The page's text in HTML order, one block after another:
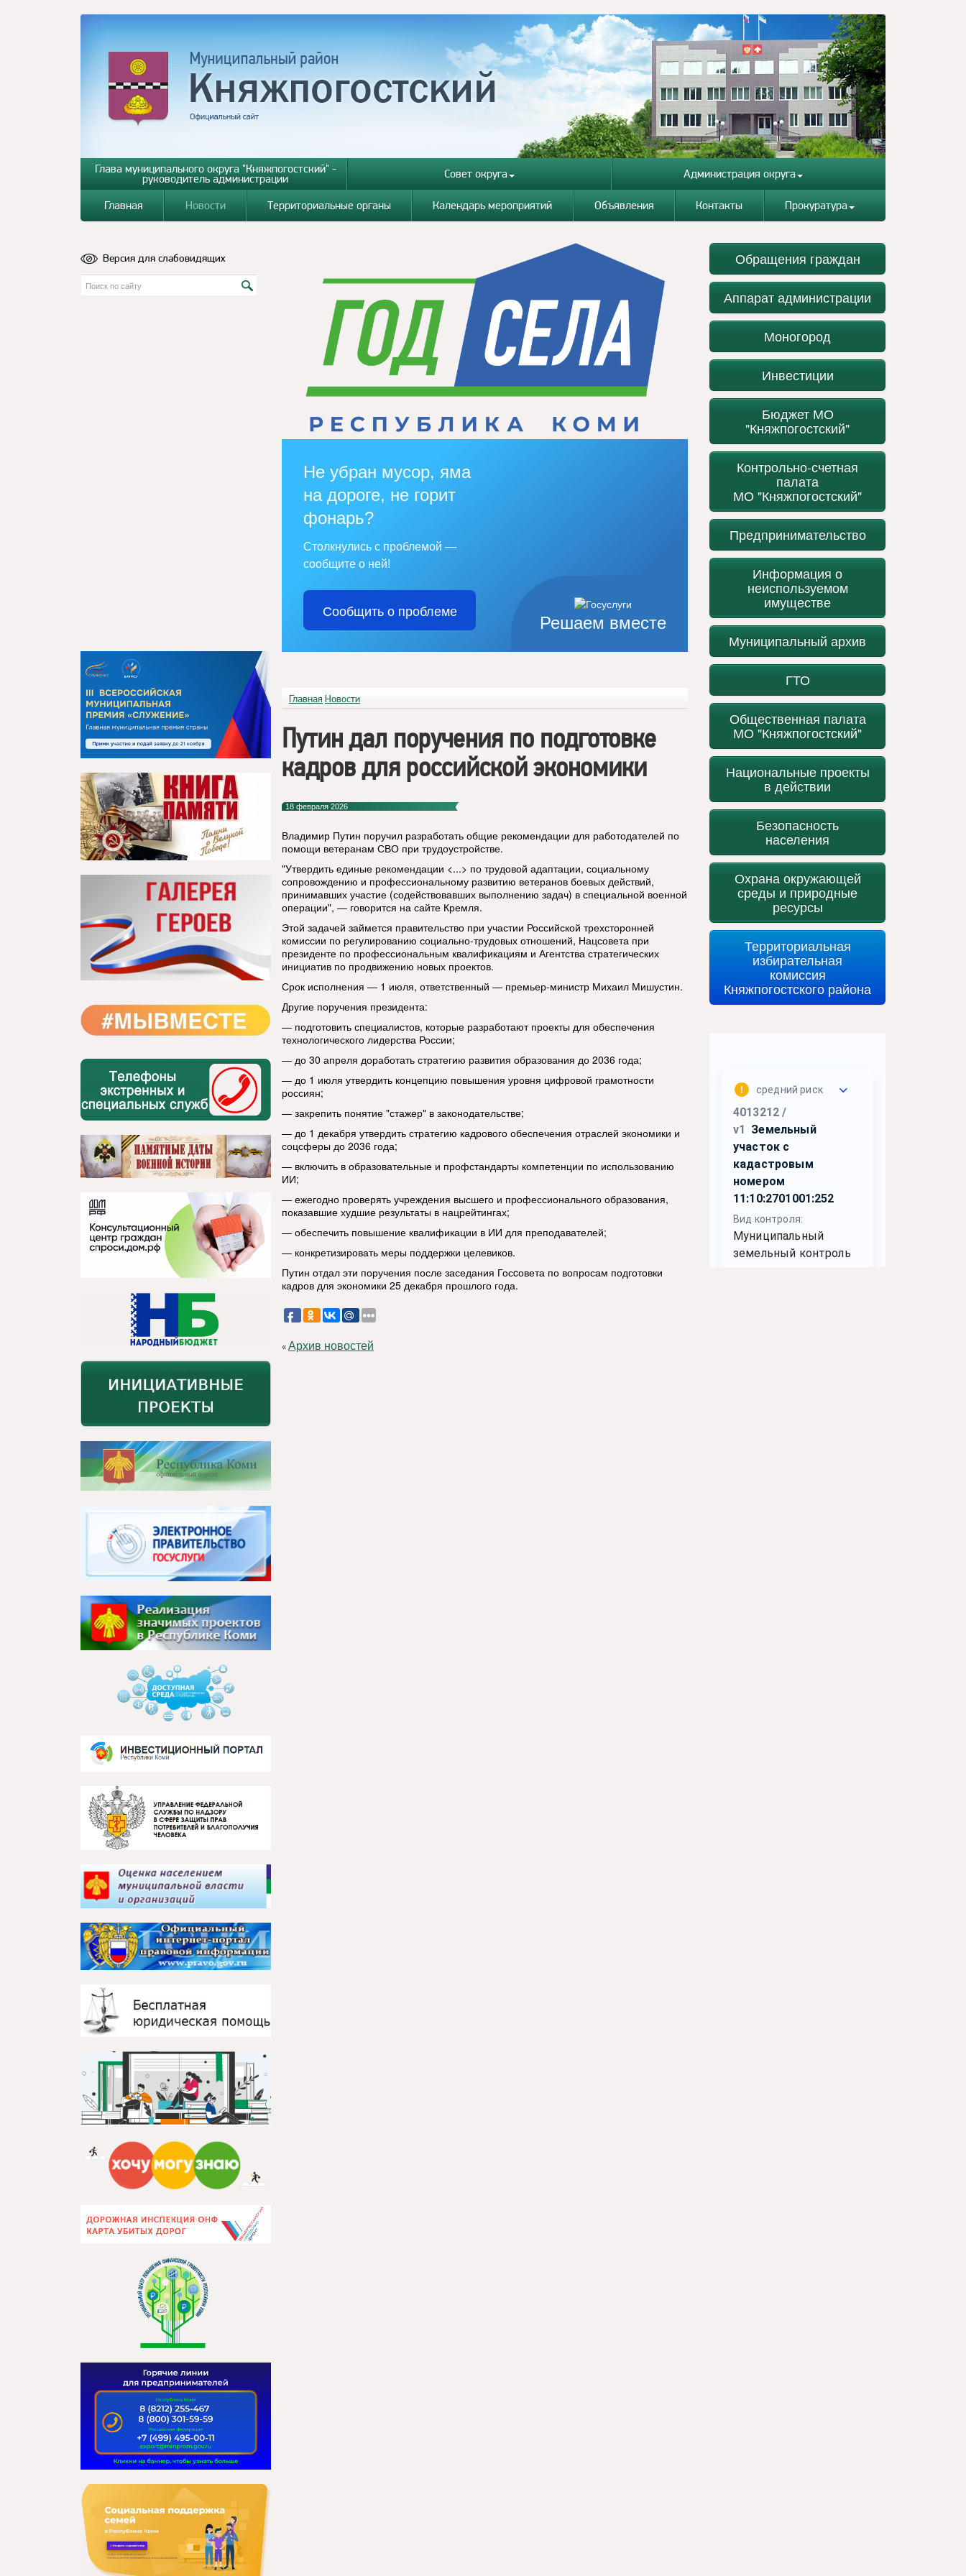
Глава муниципального округа "Княжпогостский" -
руководитель администрации Совет округа Администрация округа
Главная Новости Территориальные органы Календарь мероприятий Объявления Контакты Прокуратура
Версия для слабовидящих
Решаем вместе
Не убран мусор, яма
на дороге, не горит
фонарь?
Столкнулись с проблемой —
сообщите о ней!
Сообщить о проблеме
Главная Новости
Путин дал поручения по подготовке
кадров для российской экономики
18 февраля 2026
Владимир Путин поручил разработать общие рекомендации для работодателей по
помощи ветеранам СВО при трудоустройстве.
"Утвердить единые рекомендации <...> по трудовой адаптации, социальному
сопровождению и профессиональному развитию ветеранов боевых действий,
принимавших участие (содействовавших выполнению задач) в специальной военной
операции", — говорится на сайте Кремля.
Этой задачей займется правительство при участии Российской трехсторонней
комиссии по регулированию социально-трудовых отношений, Нацсовета при
президенте по профессиональным квалификациям и Агентства стратегических
инициатив по продвижению новых проектов.
Срок исполнения — 1 июля, ответственный — премьер-министр Михаил Мишустин.
Другие поручения президента:
— подготовить специалистов, которые разработают проекты для обеспечения
технологического лидерства России;
— до 30 апреля доработать стратегию развития образования до 2036 года;
— до 1 июля утвердить концепцию повышения уровня цифровой грамотности
россиян;
— закрепить понятие "стажер" в законодательстве;
— до 1 декабря утвердить стратегию кадрового обеспечения отраслей экономики и
соцсферы до 2036 года;
— включить в образовательные и профстандарты компетенции по использованию
ИИ;
— ежегодно проверять учреждения высшего и профессионального образования,
показавшие худшие результаты в нацрейтингах;
— обеспечить повышение квалификации в ИИ для преподавателей;
— конкретизировать меры поддержки целевиков.
Путин отдал эти поручения после заседания Госcовета по вопросам подготовки
кадров для экономики 25 декабря прошлого года.
«Архив новостей
Обращения граждан
Аппарат администрации
Моногород
Инвестиции
Бюджет МО
"Княжпогостский"
Контрольно-счетная
палата
МО "Княжпогостский"
Предпринимательство
Информация о
неиспользуемом
имуществе
Муниципальный архив
ГТО
Общественная палата
МО "Княжпогостский"
Национальные проекты
в действии
Безопасность
населения
Охрана окружающей
среды и природные
ресурсы
Территориальная
избирательная
комиссия
Княжпогостского района